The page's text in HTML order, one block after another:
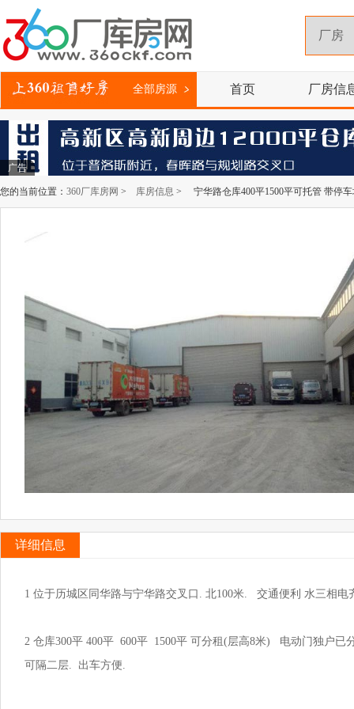
全部房源 首页 厂房信
广告
您的当前位置： 360厂库房网 > 库房信息 > 宁华路仓库400平1500平可托管 带停车
详细信息
1 位于历城区同华路与宁华路交叉口. 北100米. 交通便利 水三相
2 仓库300平 400平 600平 1500平 可分租(层高8米) 电动门独户
可隔二层. 出车方便.